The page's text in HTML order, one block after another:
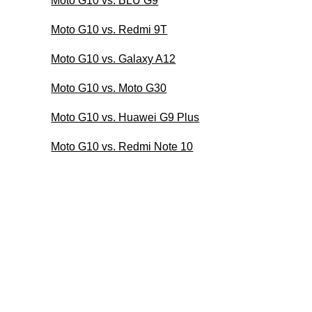
Moto G10 vs. Redmi 9T
Moto G10 vs. Galaxy A12
Moto G10 vs. Moto G30
Moto G10 vs. Huawei G9 Plus
Moto G10 vs. Redmi Note 10